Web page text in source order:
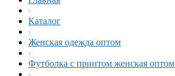
Каталог
Женская одежда оптом
Футболка с принтом женская оптом